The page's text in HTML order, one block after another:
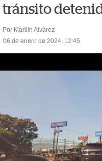
tránsito
Por Marilin Alvarez
06 de enero de 2024, 12:45